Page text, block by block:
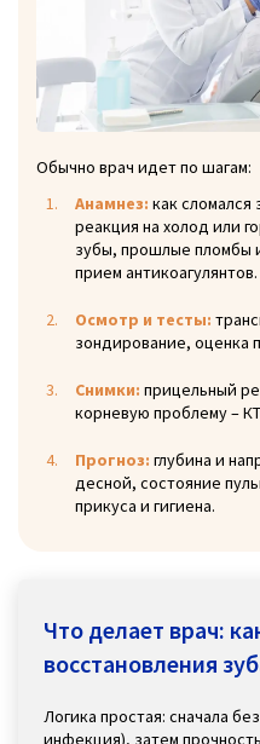
Обычно врач идет по шагам:
Анамнез: как сломался
реакция на холод или
зубы, прошлые пломбы
прием антикоагулянтов.
Осмотр и тесты:
зондирование, оценка
Снимки: прицельный
корневую проблему –
Прогноз: глубина и
десной, состояние
прикуса и гигиена.
Что делает врач:
восстановления
Логика простая: сначала
инфекция), затем